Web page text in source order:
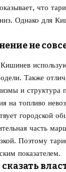
что
Однако для
не
Также
и структура
на топливо
городской
часть
Поэтому
показателем.